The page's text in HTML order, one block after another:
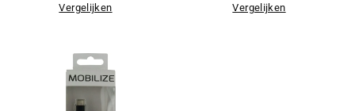
Vergelijken Vergelijken